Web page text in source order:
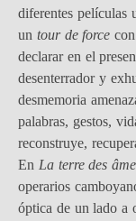
diferentes películas
un tour de force
declarar en el
desenterrador y
desmemoria
palabras, gestos,
reconstruye,
En La terre des
operarios
óptica de un lado a